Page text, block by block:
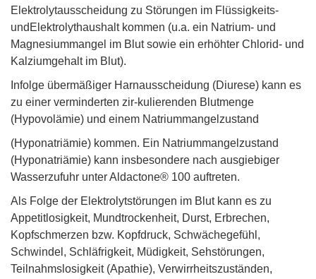
Elektrolytausscheidung zu Störungen im Flüssigkeits-
undElektrolythaushalt kommen (u.a. ein Natrium- und
Magnesiummangel im Blut sowie ein erhöhter Chlorid- und
Kalziumgehalt im Blut).
Infolge übermäßiger Harnausscheidung (Diurese) kann es
zu einer verminderten zir-kulierenden Blutmenge
(Hypovolämie) und einem Natriummangelzustand
(Hyponatriämie) kommen. Ein Natriummangelzustand
(Hyponatriämie) kann insbesondere nach ausgiebiger
Wasserzufuhr unter Aldactone® 100 auftreten.
Als Folge der Elektrolytstörungen im Blut kann es zu
Appetitlosigkeit, Mundtrockenheit, Durst, Erbrechen,
Kopfschmerzen bzw. Kopfdruck, Schwächegefühl,
Schwindel, Schläfrigkeit, Müdigkeit, Sehstörungen,
Teilnahmslosigkeit (Apathie), Verwirrheitszuständen,